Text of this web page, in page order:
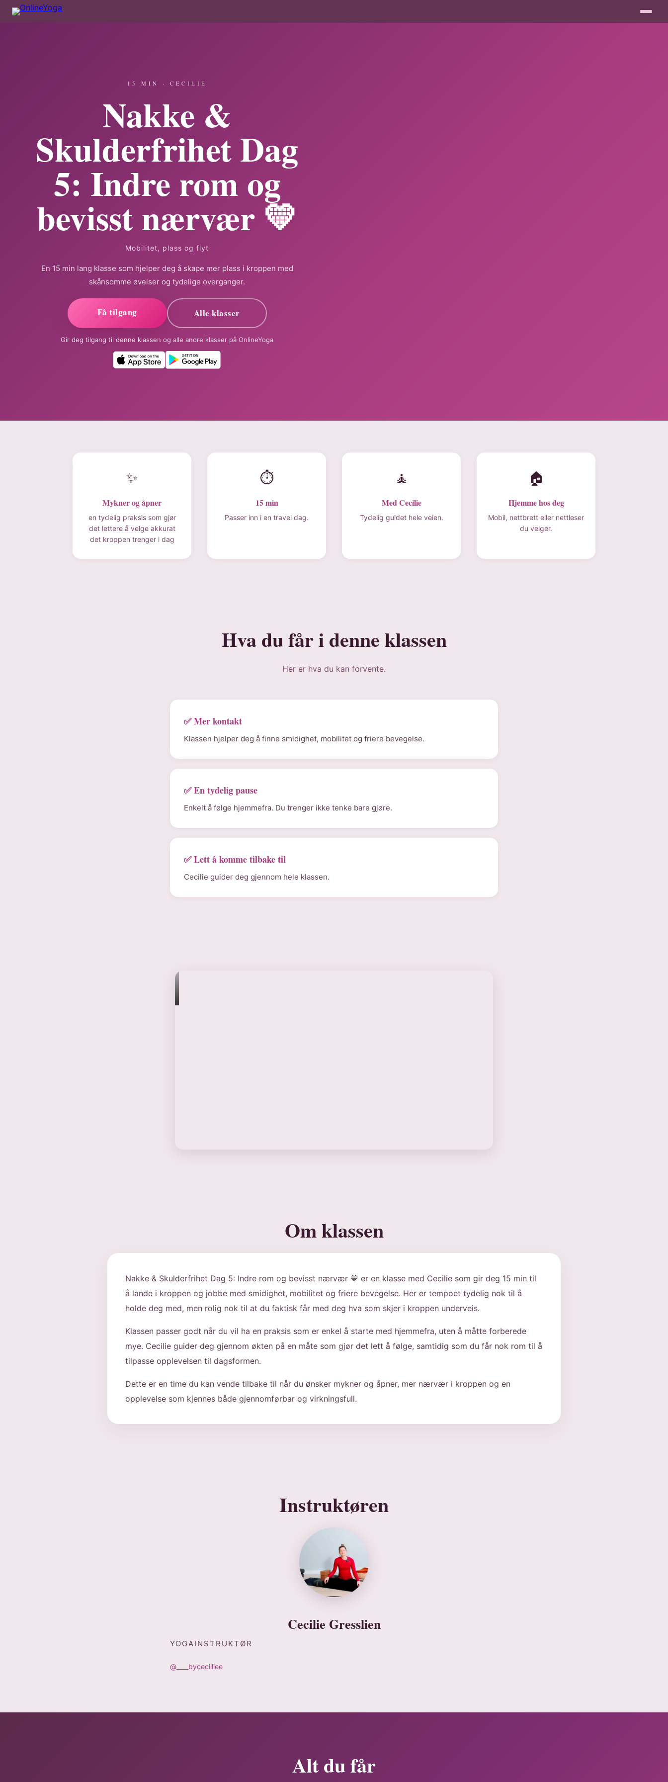
15 MIN · CECILIE
Nakke &
Skulderfrihet Dag
5: Indre rom og
bevisst nærvær 💛
Mobilitet, plass og flyt
En 15 min lang klasse som hjelper deg å skape mer plass i kroppen med
skånsomme øvelser og tydelige overganger.
Få tilgang Alle klasser
Gir deg tilgang til denne klassen og alle andre klasser på OnlineYoga
✨
Mykner og åpner
en tydelig praksis som gjør
det lettere å velge akkurat
det kroppen trenger i dag
⏱
15 min
Passer inn i en travel dag.
🧘
Med Cecilie
Tydelig guidet hele veien.
🏠
Hjemme hos deg
Mobil, nettbrett eller nettleser
du velger.
Hva du får i denne klassen
Her er hva du kan forvente.
✅ Mer kontakt
Klassen hjelper deg å finne smidighet, mobilitet og friere bevegelse.
✅ En tydelig pause
Enkelt å følge hjemmefra. Du trenger ikke tenke bare gjøre.
✅ Lett å komme tilbake til
Cecilie guider deg gjennom hele klassen.
Om klassen
Nakke & Skulderfrihet Dag 5: Indre rom og bevisst nærvær 💛 er en klasse med Cecilie som gir deg 15 min til
å lande i kroppen og jobbe med smidighet, mobilitet og friere bevegelse. Her er tempoet tydelig nok til å
holde deg med, men rolig nok til at du faktisk får med deg hva som skjer i kroppen underveis.
Klassen passer godt når du vil ha en praksis som er enkel å starte med hjemmefra, uten å måtte forberede
mye. Cecilie guider deg gjennom økten på en måte som gjør det lett å følge, samtidig som du får nok rom til å
tilpasse opplevelsen til dagsformen.
Dette er en time du kan vende tilbake til når du ønsker mykner og åpner, mer nærvær i kroppen og en
opplevelse som kjennes både gjennomførbar og virkningsfull.
Instruktøren
Cecilie Gresslien
YOGAINSTRUKTØR
@____byceciiliee
Alt du får